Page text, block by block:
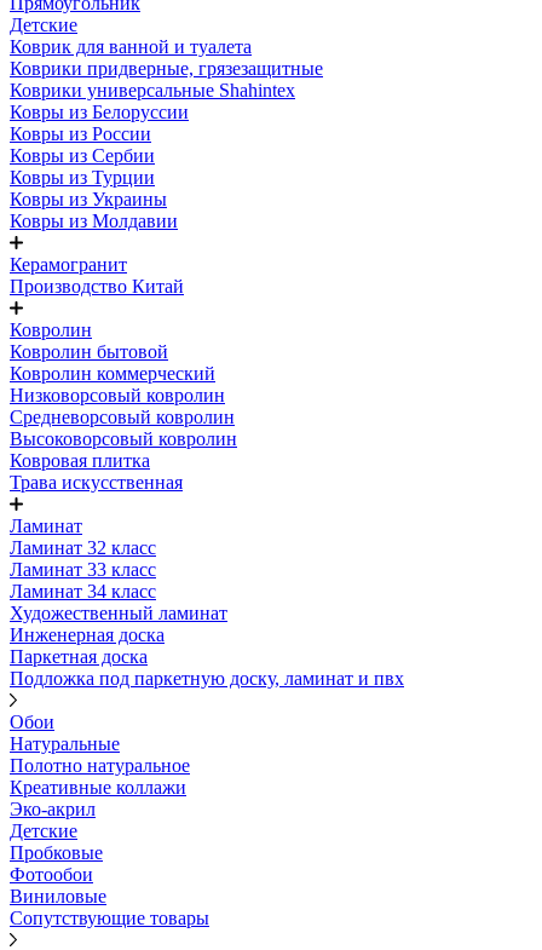
Детские
Коврик для ванной и туалета
Коврики придверные, грязезащитные
Коврики универсальные Shahintex
Ковры из Белоруссии
Ковры из России
Ковры из Сербии
Ковры из Турции
Ковры из Украины
Ковры из Молдавии
Керамогранит
Производство Китай
Ковролин
Ковролин бытовой
Ковролин коммерческий
Низковорсовый ковролин
Средневорсовый ковролин
Высоковорсовый ковролин
Ковровая плитка
Трава искусственная
Ламинат
Ламинат 32 класс
Ламинат 33 класс
Ламинат 34 класс
Художественный ламинат
Инженерная доска
Паркетная доска
Подложка под паркетную доску, ламинат и пвх
Обои
Натуральные
Полотно натуральное
Креативные коллажи
Эко-акрил
Детские
Пробковые
Фотообои
Виниловые
Сопутствующие товары